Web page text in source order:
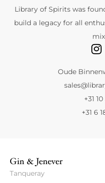
Library of Spirits was
build a legacy for all
Oude
+31
+31 6
Gin & Jenever
Tanqueray